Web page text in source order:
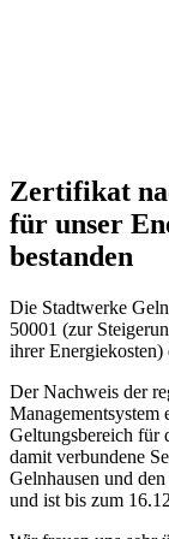
Zertifikat
für unser
bestanden
Die Stadtwerke
50001 (zur
ihrer
Der Nachweis der
Managementsystem
Geltungsbereich für
damit verbundene
Gelnhausen und
und ist bis zum